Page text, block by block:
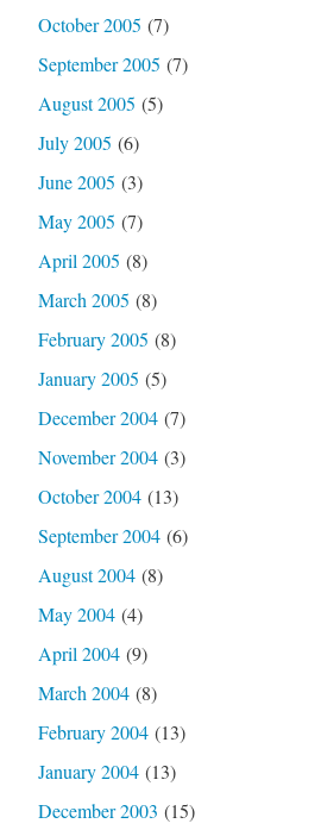
October 2005 (7)
September 2005 (7)
August 2005 (5)
July 2005 (6)
June 2005 (3)
May 2005 (7)
April 2005 (8)
March 2005 (8)
February 2005 (8)
January 2005 (5)
December 2004(7)
November 2004(3)
October 2004(13)
September 2004(6)
August 2004(8)
May 2004(4)
April 2004(9)
March 2004(8)
February 2004(13)
January 2004(13)
December 2003 (15)